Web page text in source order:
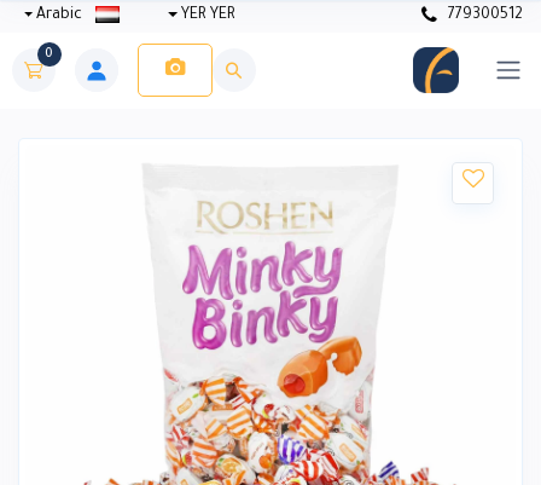
779300512
YER YER
0